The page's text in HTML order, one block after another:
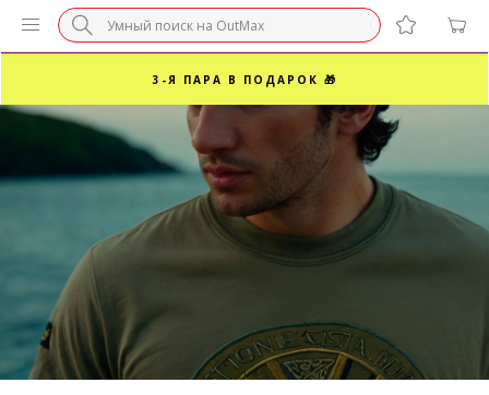
БЕЗ НАЦЕНКИ МАРКЕТПЛЕЙСОВ ⚡ ВАШ РАЗМЕР
3-Я ПАРА В ПОДАРОК 🎁
ПОСЛЕДНИЕ РАЗМЕРЫ ОТ 1500₽⚡️
СУПЕРАКЦИЯ 🔥 2-Я ПАРА -50%